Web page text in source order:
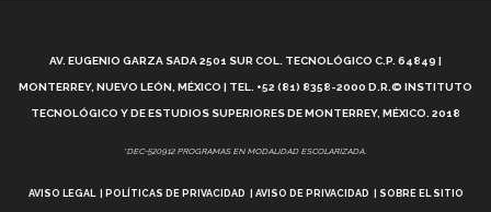
¿Cómo es el Modelo Educativo Tec? (video)
Vida Tec: Feminismo e Inteligencia Artificial, Paola
AV. EUGENIO GARZA SADA 2501 SUR COL. TECNOLÓGICO C.P. 64849 |
MONTERREY, NUEVO LEÓN, MÉXICO | TEL. +52 (81) 8358-2000 D.R.© INSTITUTO
TECNOLÓGICO Y DE ESTUDIOS SUPERIORES DE MONTERREY, MÉXICO. 2018
*DEC-520912 PROGRAMAS EN MODALIDAD ESCOLARIZADA.
AVISO LEGAL POLÍTICAS DE PRIVACIDAD AVISO DE PRIVACIDAD SOBRE EL SITIO